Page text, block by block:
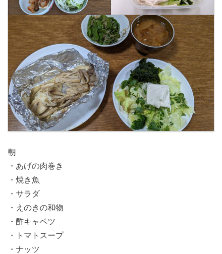
朝
・あげの肉巻き
・焼き魚
・サラダ
・えのきの和物
・酢キャベツ
・トマトスープ
・ナッツ